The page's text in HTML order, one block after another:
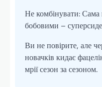
Не комбінувати: Сама
бобовими –
Ви не повірите, але
новачків кидає
мрії сезон за сезоном.